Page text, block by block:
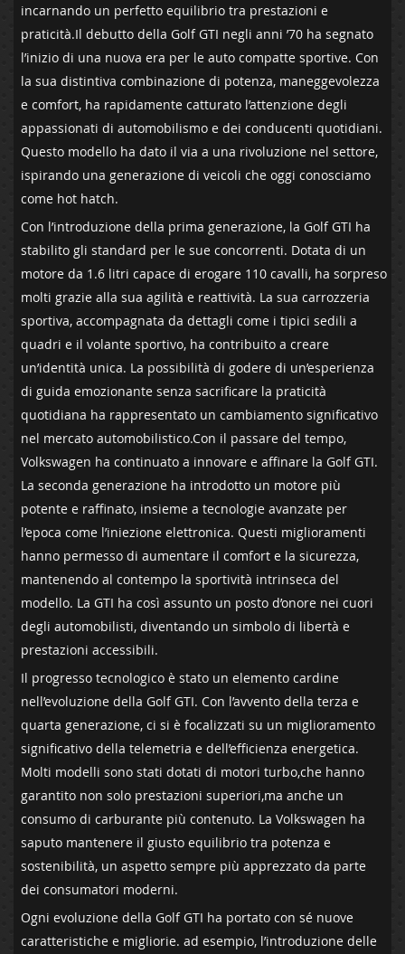
incarnando un perfetto equilibrio tra prestazioni‍ e
praticità.Il debutto della Golf GTI negli anni ’70‍ ha segnato
l’inizio di‍ una nuova era per le auto compatte sportive. Con
la sua distintiva combinazione di potenza, maneggevolezza​
e comfort, ha rapidamente ⁢catturato‌ l’attenzione degli
appassionati​ di ​automobilismo e dei conducenti quotidiani.
Questo modello⁢ ha dato il via a una rivoluzione nel settore,
ispirando una generazione​ di‍ veicoli che oggi conosciamo
come hot hatch.
Con l’introduzione della prima generazione, ‍la Golf GTI ha
stabilito⁢ gli standard per le sue concorrenti. Dotata di un
motore da 1.6 litri capace ⁣di ‍erogare ⁤110 ⁢cavalli, ha sorpreso
molti grazie alla sua agilità e⁤ reattività. La sua carrozzeria
sportiva, accompagnata da dettagli come ⁣i tipici sedili a
quadri e il⁤ volante sportivo, ha contribuito a ⁢creare
un’identità‌ unica.‌ La possibilità di godere di un’esperienza
di guida emozionante senza⁣ sacrificare la ⁤praticità
quotidiana ha​ rappresentato un cambiamento significativo⁣
nel mercato automobilistico.Con il passare del tempo,
Volkswagen ha continuato a innovare⁢ e affinare la Golf GTI.
La seconda‍ generazione ha introdotto un ‌motore ⁢più
potente e raffinato, insieme a tecnologie avanzate per
l’epoca come l’iniezione elettronica.‍ Questi miglioramenti
hanno permesso di ‌aumentare il ‌comfort e la sicurezza,
mantenendo al⁣ contempo‍ la sportività intrinseca del⁢
modello. La GTI ha così assunto‍ un posto d’onore nei cuori
degli automobilisti, ⁤diventando un simbolo di libertà e
prestazioni accessibili.
Il progresso tecnologico è stato un⁤ elemento cardine
nell’evoluzione della Golf GTI. Con l’avvento della terza e⁣
quarta generazione, ci ⁢si è focalizzati su un miglioramento
significativo della ‌telemetria e dell’efficienza ⁣energetica.
Molti ‍modelli sono stati‌ dotati‍ di ⁤motori ⁢turbo,che hanno
garantito⁤ non ‌solo prestazioni superiori,ma ​anche un
consumo⁣ di carburante più ⁢contenuto. La Volkswagen ha
saputo mantenere il giusto equilibrio tra potenza e
sostenibilità, un aspetto sempre più apprezzato da parte
dei consumatori moderni.
Ogni evoluzione della Golf GTI ha portato con sé nuove
caratteristiche e migliorie. ad esempio, l’introduzione delle⁣